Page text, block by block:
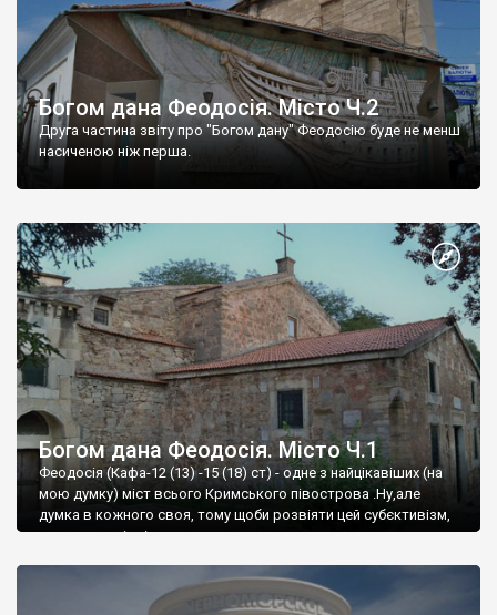
Богом дана Феодосія. Місто Ч.2
Друга частина звіту про "Богом дану" Феодосію буде не менш
насиченою ніж перша.
Богом дана Феодосія. Місто Ч.1
Феодосія (Кафа-12 (13) -15 (18) ст) - одне з найцікавіших (на
мою думку) міст всього Кримського півострова .Ну,але
думка в кожного своя, тому щоби розвіяти цей субєктивізм,
запрошую відвідати це